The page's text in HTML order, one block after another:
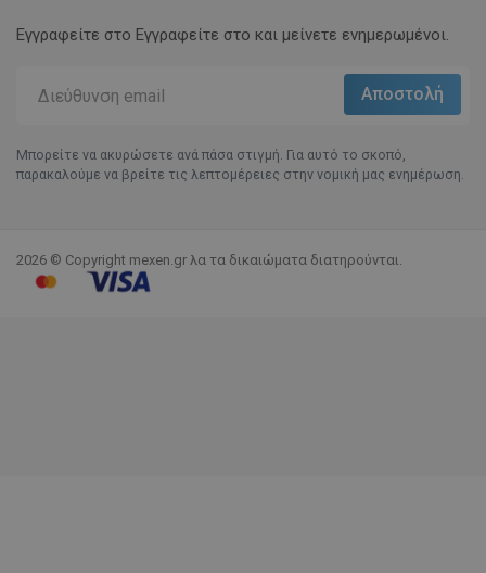
Εγγραφείτε στο Eγγραφείτε στο και μείνετε ενημερωμένοι.
Μπορείτε να ακυρώσετε ανά πάσα στιγμή. Για αυτό το σκοπό,
παρακαλούμε να βρείτε τις λεπτομέρειες στην νομική μας ενημέρωση.
2026 © Copyright mexen.gr λα τα δικαιώματα διατηρούνται.